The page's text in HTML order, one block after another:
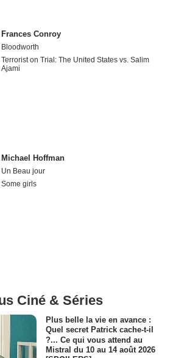
Frances Conroy
Bloodworth
Terrorist on Trial: The United States vs. Salim
Ajami
Michael Hoffman
Un Beau jour
Some girls
Ciné & Séries
Plus belle la vie en avance :
Quel secret Patrick cache-t-il
?... Ce qui vous attend au
Mistral du 10 au 14 août 2026